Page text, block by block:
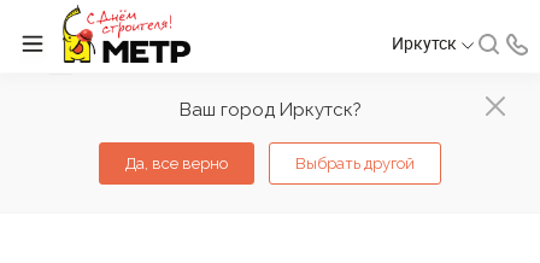
Ваш город Иркутск?
Да, все верно Выбрать другой
Иркутск